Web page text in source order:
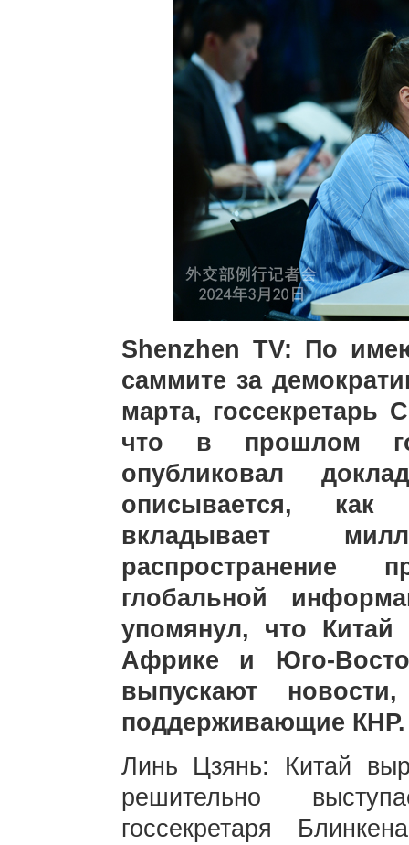
Shenzhen TV: По
саммите за
марта,
что в прошлом
опубликовал
описывается, как
вкладывает
распространение
глобальной
упомянул, что
Африке и Юго-
выпускают
поддерживающие
Линь Цзянь: Китай
решительно
госсекретаря